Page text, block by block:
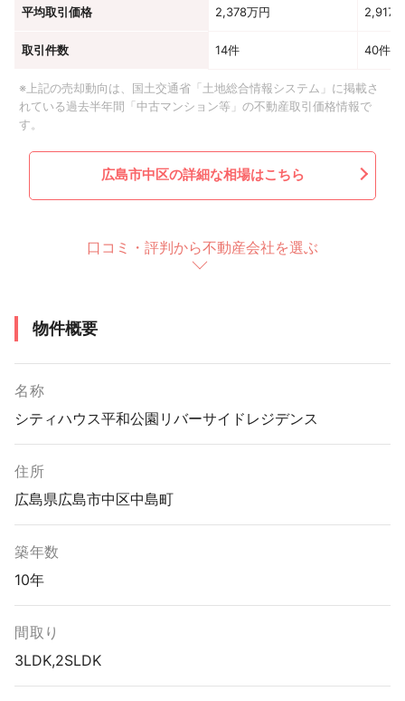
平均取引価格 2,378万円 2,917
取引件数 14件 40件
※上記の売却動向は、国土交通省「土地総合情報システム」に掲載さ
れている過去半年間「中古マンション等」の不動産取引価格情報で
す。
広島市中区の詳細な相場はこちら
口コミ・評判から不動産会社を選ぶ
物件概要
名称
シティハウス平和公園リバーサイドレジデンス
住所
広島県広島市中区中島町
築年数
10年
間取り
3LDK,2SLDK